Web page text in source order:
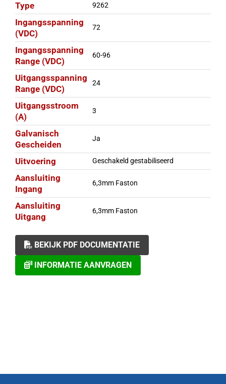
Type 9262
Ingangsspanning
(VDC)
72
Ingangsspanning
Range (VDC)
60-96
Uitgangsspanning
Range (VDC)
24
Uitgangsstroom
(A)
3
Galvanisch
Gescheiden
Ja
Uitvoering Geschakeld gestabiliseerd
Aansluiting
Ingang
6,3mm Faston
Aansluiting
Uitgang
6,3mm Faston
BEKIJK PDF DOCUMENTATIE
INFORMATIE AANVRAGEN